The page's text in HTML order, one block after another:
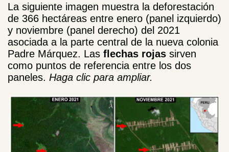
La siguiente imagen muestra la deforestación
de 366 hectáreas entre enero (panel izquierdo)
y noviembre (panel derecho) del 2021
asociada a la parte central de la nueva colonia
Padre Márquez. Las flechas rojas sirven
como puntos de referencia entre los dos
paneles. Haga clic para ampliar.